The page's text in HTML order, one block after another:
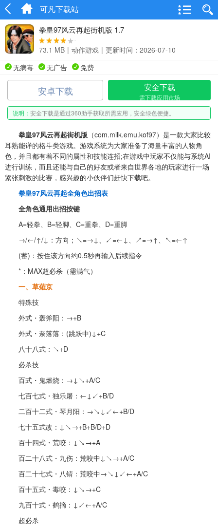
可凡下载站
拳皇97风云再起街机版 1.7
73.1 MB | 动作游戏 | 更新时间：2026-07-10
无病毒
无广告 免费
安卓下载 安全下载
需下载应用市场
说明： 安全下载是通过360助手获取所需应用，安全绿色便捷。
拳皇97风云再起街机版 （com.milk.emu.kof97）是一款大家比较
耳熟能详的格斗类游戏。游戏系统为大家准备了海量丰富的人物角
色，并且都有着不同的属性和技能连招;在游戏中玩家不仅能与系统AI
进行训练，而且还能与自己的好友或者来自世界各地的玩家进行一场
紧张刺激的比赛，感兴趣的小伙伴们赶快下载吧。
拳皇97风云再起全角色出招表
全角色通用出招按键
A=轻拳、B=轻脚、C=重拳、D=重脚
→/←/↑/↓：方向；↘=→↓、↙=←↓、↗=→↑、↖=←↑
(蓄)：按住该方向约0.5秒再输入后续指令
*：MAX超必杀（需满气）
一、草薙京
特殊技
外式・轰斧阳：→+B
外式・奈落落：(跳跃中)↓+C
八十八式：↘+D
必杀技
百式・鬼燃烧：→↓↘+A/C
七百七式・独乐屠：←↓↙+B/D
二百十二式・琴月阳：→↘↓↙←+B/D
七十五式改：↓↘→+B+B/D+D
百十四式・荒咬：↓↘→+A
百二十八式・九伤：荒咬中↓↘→+A/C
百二十七式・八锖：荒咬中→↘↓↙←+A/C
百十五式・毒咬：↓↘→+C
九百十式・鹤摘：↓↙←+A/C
超必杀